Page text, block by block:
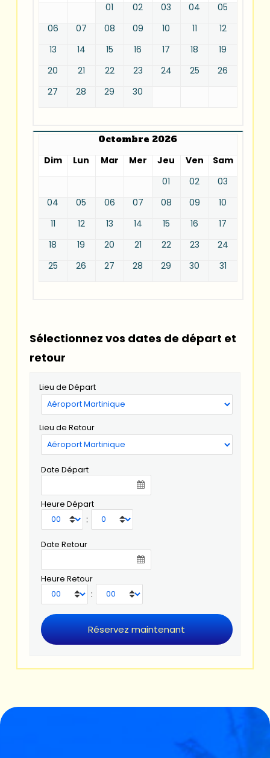
01
02 03 04
05
06
07 08 09 10 11
12
13
14 15 16 17 18
19
20
21 22 23 24 25
26
27
28 29 30
Octombre 2026
Dim
Lun Mar Mer Jeu Ven
Sam
01
02
03
04
05 06 07 08 09
10
11
12 13 14 15 16
17
18
19 20 21 22 23
24
25
26 27 28 29 30 31
Sélectionnez vos dates de départ et
retour
Lieu de Départ
Lieu de Retour
Date Départ
Heure Départ
:
Date Retour
Heure Retour
: